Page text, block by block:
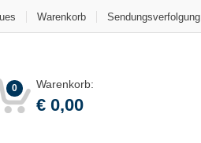
Warenkorb Sendungsverfolgung
0 Warenkorb:
€ 0,00